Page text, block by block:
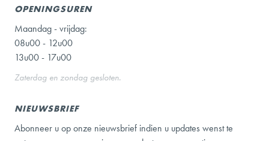
OPENINGSUREN
Maandag - vrijdag:
08u00 - 12u00
13u00 - 17u00
Zaterdag en zondag gesloten.
NIEUWSBRIEF
Abonneer u op onze nieuwsbrief indien u updates wenst te